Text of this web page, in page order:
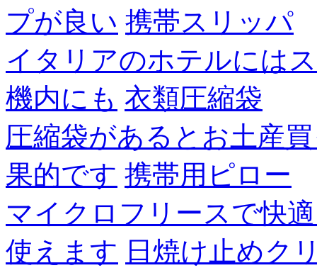
プが良い 携帯スリッパ
イタリアのホテルには
機内にも 衣類圧縮袋
圧縮袋があるとお土産
果的です 携帯用ピロー
マイクロフリースで快
使えます 日焼け止めク